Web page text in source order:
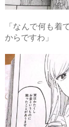
「なんで何も着
からですわ」